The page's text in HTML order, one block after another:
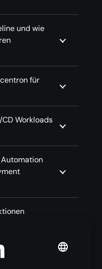
und wie
für
Workloads